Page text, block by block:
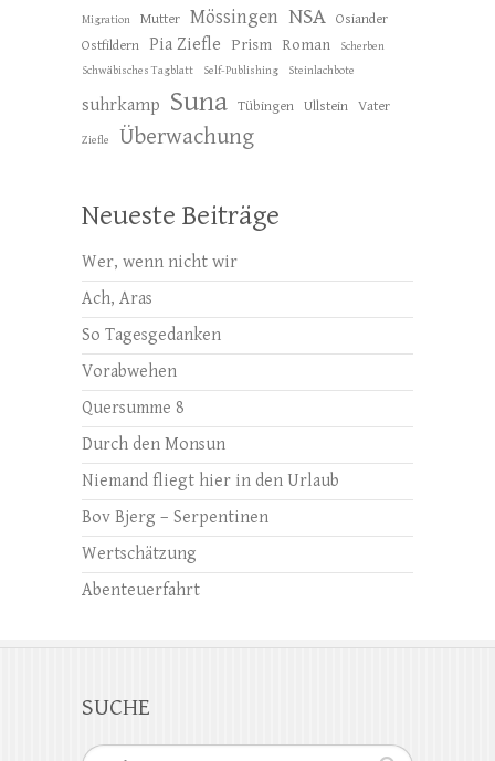
Migration Mutter Mössingen NSA Osiander
Ostfildern Pia Ziefle Prism Roman
Scherben
Schwäbisches Tagblatt
Self-Publishing Steinlachbote
suhrkamp Suna Tübingen Ullstein Vater
Ziefle Überwachung
Neueste Beiträge
Wer, wenn nicht wir
Ach, Aras
So Tagesgedanken
Vorabwehen
Quersumme 8
Durch den Monsun
Niemand fliegt hier in den Urlaub
Bov Bjerg – Serpentinen
Wertschätzung
Abenteuerfahrt
SUCHE
Suchen